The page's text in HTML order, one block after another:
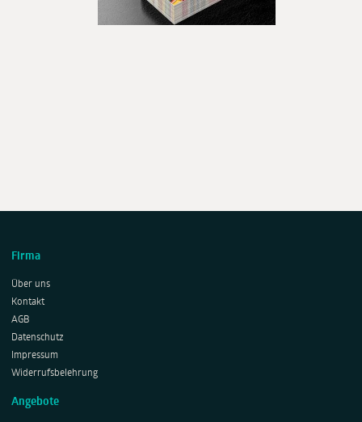
Firma
Über uns
Kontakt
AGB
Datenschutz
Impressum
Widerrufsbelehrung
Angebote